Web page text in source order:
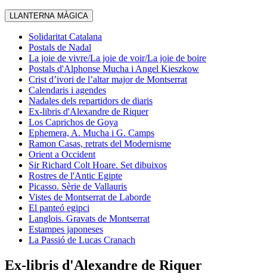
LLANTERNA MÀGICA
Solidaritat Catalana
Postals de Nadal
La joie de vivre/La joie de voir/La joie de boire
Postals d'Alphonse Mucha i Angel Kieszkow
Crist d’ivori de l’altar major de Montserrat
Calendaris i agendes
Nadales dels repartidors de diaris
Ex-libris d'Alexandre de Riquer
Los Caprichos de Goya
Ephemera, A. Mucha i G. Camps
Ramon Casas, retrats del Modernisme
Orient a Occident
Sir Richard Colt Hoare. Set dibuixos
Rostres de l'Antic Egipte
Picasso. Sèrie de Vallauris
Vistes de Montserrat de Laborde
El panteó egipci
Langlois. Gravats de Montserrat
Estampes japoneses
La Passió de Lucas Cranach
Ex-libris d'Alexandre de Riquer